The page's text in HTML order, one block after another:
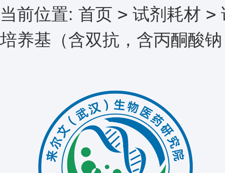
当前位置: 首页 > 试剂耗材 >
培养基（含双抗，含丙酮酸